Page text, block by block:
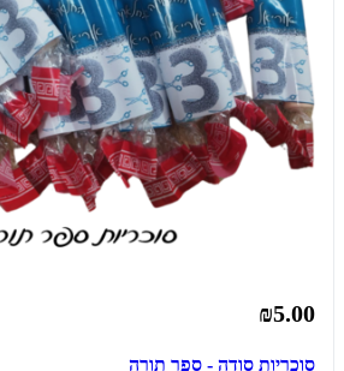
₪5.00
סוכריות סודה - ספר תורה